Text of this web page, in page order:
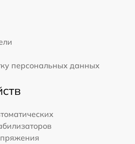
персональных данных